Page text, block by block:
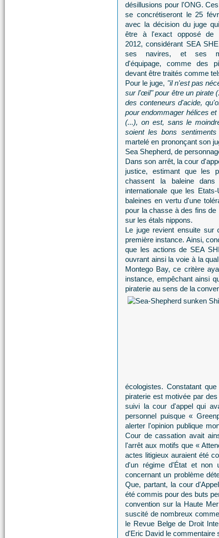
désillusions pour l'ONG.
se concrétiseront le 25
avec la décision du juge
être à l'exact opposé de
2012, considérant SEA
ses navires, et ses
d'équipage, comme des
devant être traités comme
Pour le juge, "il n'est pas
sur l'œil" pour être un pirate
des conteneurs d'acide,
pour endommager hélices
(...), on est, sans le
soient les bons
martelé en prononçant son
Sea Shepherd, de
Dans son arrêt, la cour
justice, estimant que les
chassent la baleine
internationale que les
baleines en vertu d'une
pour la chasse à des fins
sur les étals nippons.
Le juge revient ensuite sur
première instance. Ainsi,
que les actions de SEA
ouvrant ainsi la voie à la
Montego Bay, ce critère
instance, empêchant ainsi
piraterie au sens de la
écologistes. Constatant
piraterie est motivée par
suivi la cour d'appel qui
personnel puisque «
alerter l'opinion publique
Cour de cassation avait
l'arrêt aux motifs que «
actes litigieux auraient été
d'un régime d'État et non
concernant un problème
Que, partant, la cour
été commis pour des buts
convention sur la Haute
suscité de nombreux
le Revue Belge de Droit
d'Eric David le commentaire